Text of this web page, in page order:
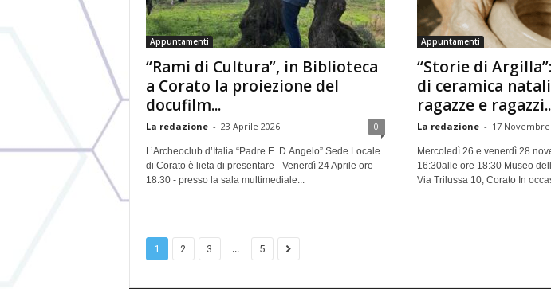
Appuntamenti
“Rami di Cultura”, in Biblioteca
a Corato la proiezione del
docufilm...
La redazione - 23 Aprile 2026 0
L’Archeoclub d’Italia “Padre E. D.Angelo” Sede Locale
di Corato è lieta di presentare - Venerdì 24 Aprile ore
18:30 - presso la sala multimediale...
Appuntamenti
“Storie di
di ceramica
ragazze e
La redazione - 17 Novembre
Mercoledì 26 e venerdì 28
16:30alle ore 18:30 Museo
Via Trilussa 10, Corato In
1 2 3 ... 5